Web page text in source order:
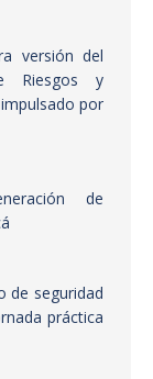
versión del
Riesgos y
por
de
de seguridad
práctica